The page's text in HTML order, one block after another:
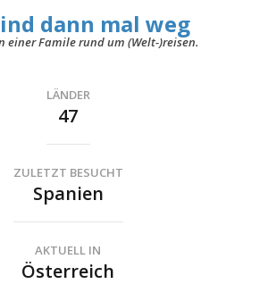
dann mal weg
einer Famile rund um (Welt-)reisen.
LÄNDER
47
ZULETZT BESUCHT
Spanien
AKTUELL IN
Österreich